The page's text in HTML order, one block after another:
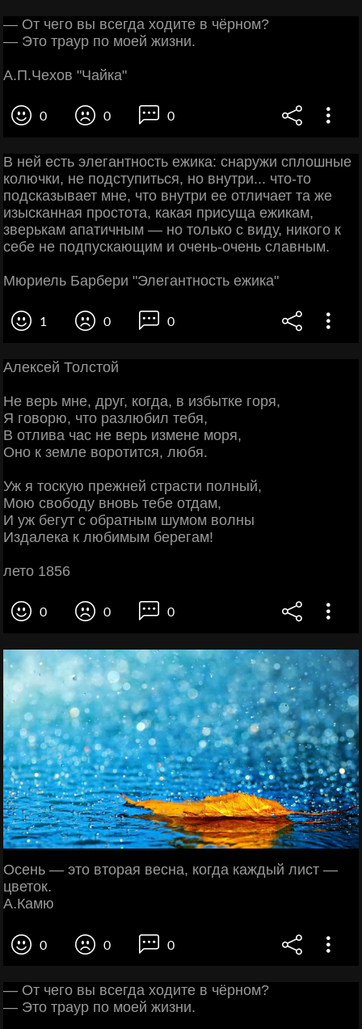
— От чего вы всегда ходите в чёрном?
— Это траур по моей жизни.
А.П.Чехов "Чайка"
0 0 0
В ней есть элегантность ежика: снаружи сплошные
колючки, не подступиться, но внутри... что-то
подсказывает мне, что внутри ее отличает та же
изысканная простота, какая присуща ежикам,
зверькам апатичным — но только с виду, никого к
себе не подпускающим и очень-очень славным.
Мюриель Барбери "Элегантность ежика"
1 0 0
Алексей Толстой
Не верь мне, друг, когда, в избытке горя,
Я говорю, что разлюбил тебя,
В отлива час не верь измене моря,
Оно к земле воротится, любя.
Уж я тоскую прежней страсти полный,
Мою свободу вновь тебе отдам,
И уж бегут с обратным шумом волны
Издалека к любимым берегам!
лето 1856
0 0 0
Осень — это вторая весна, когда каждый лист —
цветок.
А.Камю
0 0 0
— От чего вы всегда ходите в чёрном?
— Это траур по моей жизни.